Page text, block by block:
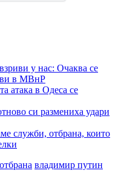
у нас: Очаква се
в МВнР
атака в Одеса се
си размениха удари
служби, отбрана, които
отбрана владимир путин